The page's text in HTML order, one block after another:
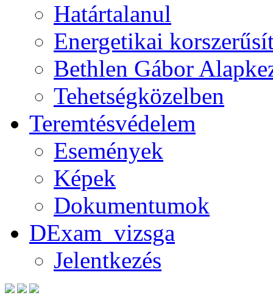
Határtalanul
Energetikai
Bethlen Gábor
Tehetségközelben
Teremtésvédelem
Események
Képek
Dokumentumok
DExam_vizsga
Jelentkezés